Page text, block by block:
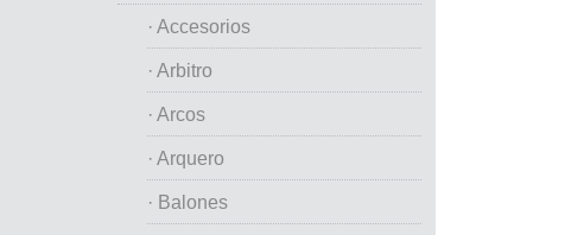
· Accesorios
· Arbitro
· Arcos
· Arquero
· Balones